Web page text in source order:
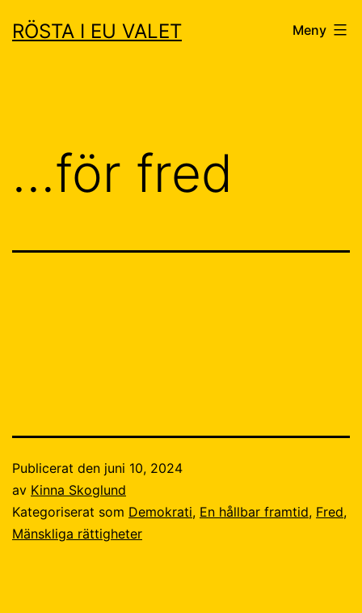
tillRÖSTA I EU VALET Meny
…för fred
Publicerat den juni 10, 2024
av Kinna Skoglund
Kategoriserat som Demokrati, En hållbar framtid, Fred,
Mänskliga rättigheter